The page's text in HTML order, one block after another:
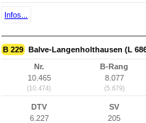
Infos...
B 229 Balve-Langenholthausen (L
Nr.
10.465
(10.474)
B-Rang
8.077
(5.679)
DTV
6.227
SV
205